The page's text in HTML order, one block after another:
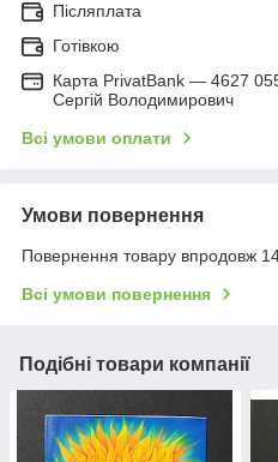
Післяплата
Готівкою
Карта PrivatBank — 4627
Сергій Володимирович
Всі умови оплати
Умови повернення
Повернення товару впродовж
Всі умови повернення
Подібні товари компанії